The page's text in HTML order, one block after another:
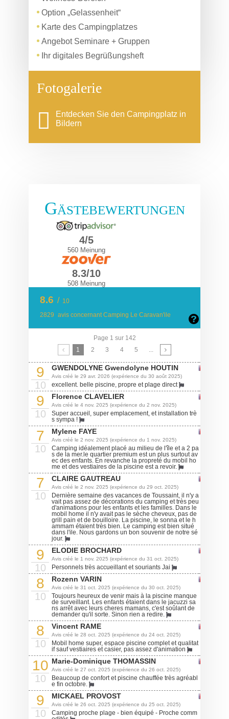
Option „Gelassenheit“
Karte des Campingplatzes
Angebot Seminare + Gruppen
Ihr digitales Begrüßungsheft
Fotogalerie
Entdecken Sie den Campingplatz in
Bildern
Gästebewertungen
4/5
560 Meinung
8.3/10
508 Meinung
8.6 / 10
2829 avis concernant Camping Le Caravan'ile
Page 1 sur 142
1
2 3 4 5 ...
9
10
GWENDOLYNE Gwendolyne HOUTIN
Avis créé le 29 avr. 2026 (expérience du 30 août 2025)
excellent. belle piscine, propre et plage direct
9
10
Florence CLAVELIER
Avis créé le 4 nov. 2025 (expérience du 2 nov. 2025)
Super accueil, super emplacement, et installation trè
s sympa !
7
10
Mylene FAYE
Avis créé le 2 nov. 2025 (expérience du 1 nov. 2025)
Camping idéalement placé au milieu de l'île et a 2 pa
s de la mer.le quartier premium est un plus surtout av
ec des enfants. En revanche la propreté du mobil ho
me et des vestiaires de la piscine est a revoir.
7
10
CLAIRE GAUTREAU
Avis créé le 2 nov. 2025 (expérience du 29 oct. 2025)
Dernière semaine des vacances de Toussaint, il n'y a
vait pas assez de décorations du camping et très peu
d'animations pour les enfants et les familles. Dans le
mobil home il n'y avait pas le sèche cheveux, pas de
grill pain et de bouilloire. La piscine, le sonna et le h
ammam étaient très bien. Le camping est bien situé
dans l'ile. Nous gardons un bon souvenir de notre sé
jour.
9
10
ELODIE BROCHARD
Avis créé le 1 nov. 2025 (expérience du 31 oct. 2025)
Personnels très accueillant et souriants Jai
8
10
Rozenn VARIN
Avis créé le 31 oct. 2025 (expérience du 30 oct. 2025)
Toujours heureux de venir mais à la piscine manque
de surveillant. Les enfants étaient dans le jacuzzi sa
ns arrêt avec leurs cheres mamans, c'est soûlant de
demander qu'il sorte. Sinon rien a redire.
8
10
Vincent RAME
Avis créé le 28 oct. 2025 (expérience du 24 oct. 2025)
Mobil home super, espace piscine complet et qualitat
if sauf vestiaires et casier, pas assez d'animation
10
10
Marie-Dominique THOMASSIN
Avis créé le 27 oct. 2025 (expérience du 26 oct. 2025)
Beaucoup de confort et piscine chauffée très agréabl
e fin octobre.
9
10
MICKAEL PROVOST
Avis créé le 26 oct. 2025 (expérience du 25 oct. 2025)
Camping proche plage - bien équipé - Proche comm